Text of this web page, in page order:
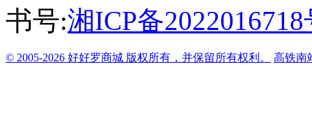
书号:湘ICP备2022016718
© 2005-2026 好好罗商城 版权所有，并保留所有权利。 高铁南